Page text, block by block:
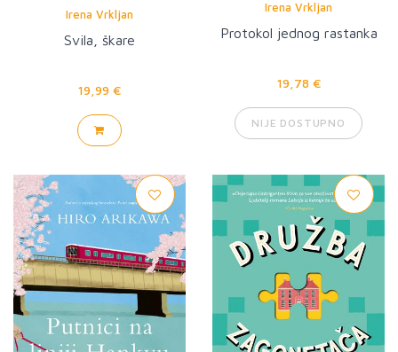
Irena Vrkljan
Svila, škare
19,99 €
Irena Vrkljan
Protokol jednog rastanka
19,78 €
NIJE DOSTUPNO